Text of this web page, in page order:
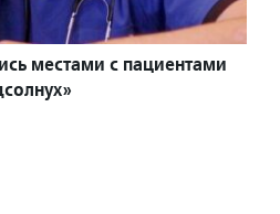
местами с пациентами